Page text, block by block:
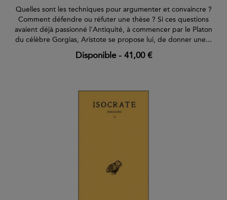
Quelles sont les techniques pour argumenter et convaincre ?
Comment défendre ou réfuter une thèse ? Si ces questions
avaient déjà passionné l'Antiquité, à commencer par le Platon
du célèbre Gorgias, Aristote se propose lui, de donner une...
Disponible- 41,00 €